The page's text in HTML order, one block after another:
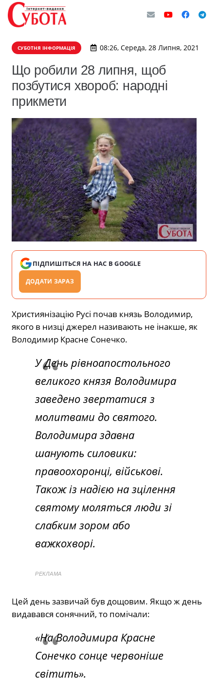
СУБОТНЯ ІНФОРМАЦІЯ 08:26, Середа, 28 Липня, 2021
Що робили 28 липня, щоб
позбутися хвороб: народні
прикмети
ПІДПИШІТЬСЯ НА НАС В GOOGLE
ДОДАТИ ЗАРАЗ
Християнізацію Русі почав князь Володимир,
якого в низці джерел називають не інакше, як
Володимир Красне Сонечко.
У День рівноапостольного
великого князя Володимира
заведено звертатися з
молитвами до святого.
Володимира здавна
шанують силовики:
правоохоронці, військові.
Також із надією на зцілення
святому моляться люди зі
слабким зором або
важкохворі.
РЕКЛАМА
Цей день зазвичай був дощовим. Якщо ж день
видавався сонячний, то помічали:
«На Володимира Красне
Сонечко сонце червоніше
світить».